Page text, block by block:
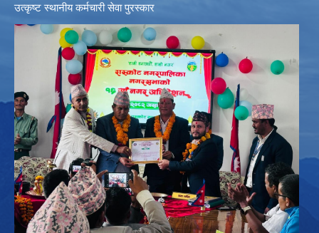
उत्‍कृष्ट स्थानीय कर्मचारी सेवा पुरस्कार